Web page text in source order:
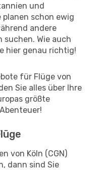
und
planen schon ewig
andere
Wie auch
hier genau richtig!
für Flüge von
Sie alles über Ihre
größte
von Köln (CGN)
dann sind Sie